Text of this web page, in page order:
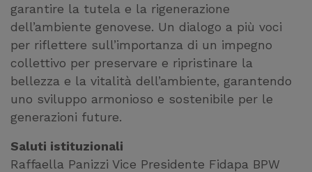
garantire la tutela e la rigenerazione
dell’ambiente genovese. Un dialogo a più voci
per riflettere sull’importanza di un impegno
collettivo per preservare e ripristinare la
bellezza e la vitalità dell’ambiente, garantendo
uno sviluppo armonioso e sostenibile per le
generazioni future.
Saluti istituzionali
Raffaella Panizzi Vice Presidente Fidapa BPW